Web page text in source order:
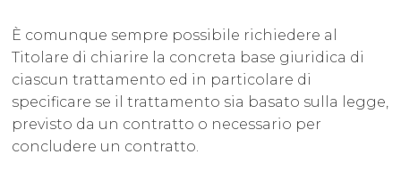
È comunque sempre possibile richiedere al
Titolare di chiarire la concreta base giuridica di
ciascun trattamento ed in particolare di
specificare se il trattamento sia basato sulla legge,
previsto da un contratto o necessario per
concludere un contratto.